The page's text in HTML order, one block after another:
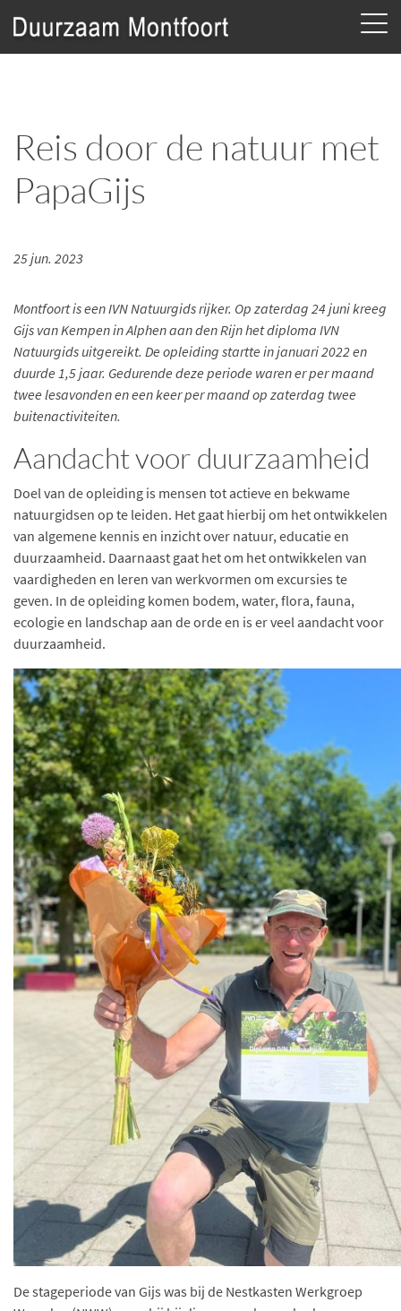
Reis door de natuur met
PapaGijs
25 jun. 2023
Montfoort is een IVN Natuurgids rijker. Op zaterdag 24 juni kreeg
Gijs van Kempen in Alphen aan den Rijn het diploma IVN
Natuurgids uitgereikt. De opleiding startte in januari 2022 en
duurde 1,5 jaar. Gedurende deze periode waren er per maand
twee lesavonden en een keer per maand op zaterdag twee
buitenactiviteiten.
Aandacht voor duurzaamheid
Doel van de opleiding is mensen tot actieve en bekwame
natuurgidsen op te leiden. Het gaat hierbij om het ontwikkelen
van algemene kennis en inzicht over natuur, educatie en
duurzaamheid. Daarnaast gaat het om het ontwikkelen van
vaardigheden en leren van werkvormen om excursies te
geven. In de opleiding komen bodem, water, flora, fauna,
ecologie en landschap aan de orde en is er veel aandacht voor
duurzaamheid.
De stageperiode van Gijs was bij de Nestkasten Werkgroep